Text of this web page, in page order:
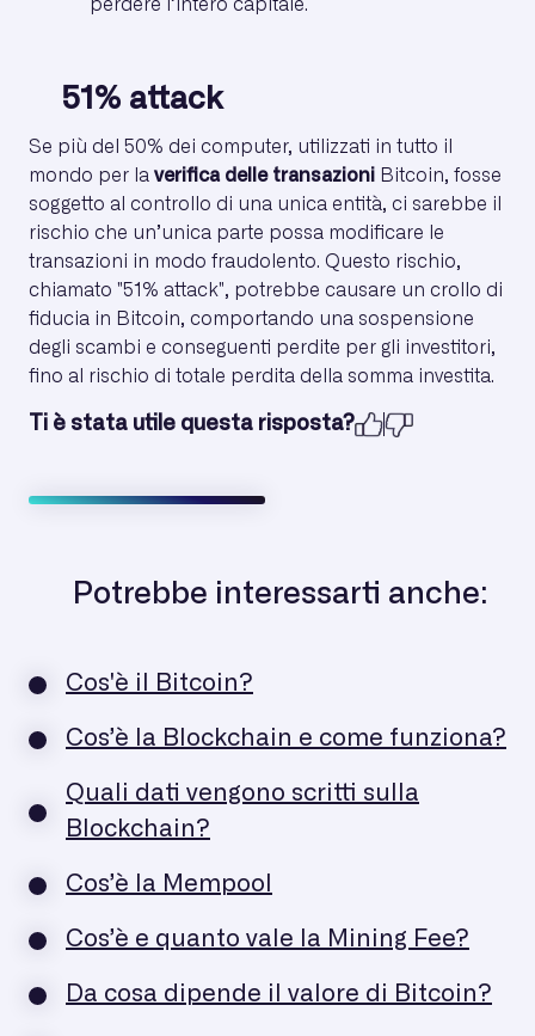
perdere l’intero capitale.
51% attack
Se più del 50% dei computer, utilizzati in tutto il
mondo per la verifica delle transazioni Bitcoin, fosse
soggetto al controllo di una unica entità, ci sarebbe il
rischio che un’unica parte possa modificare le
transazioni in modo fraudolento. Questo rischio,
chiamato "51% attack", potrebbe causare un crollo di
fiducia in Bitcoin, comportando una sospensione
degli scambi e conseguenti perdite per gli investitori,
fino al rischio di totale perdita della somma investita.
Ti è stata utile questa risposta?
Potrebbe interessarti anche:
Cos'è il Bitcoin?
Cos’è la Blockchain e come funziona?
Quali dati vengono scritti sulla
Blockchain?
Cos’è la Mempool
Cos’è e quanto vale la Mining Fee?
Da cosa dipende il valore di Bitcoin?